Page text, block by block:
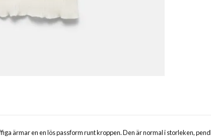
ärmar en en lös passform runt kroppen. Den är normal i storleken,